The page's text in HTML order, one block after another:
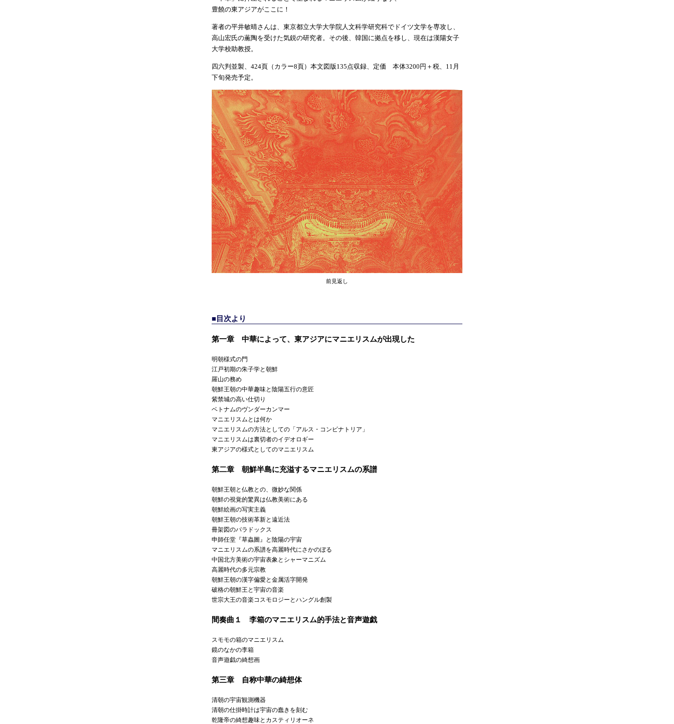
豊饒の東アジアがここに！
著者の平井敏晴さんは、東京都立大学大学院人文科学研究科でドイツ文学を専攻し、
高山宏氏の薫陶を受けた気鋭の研究者。その後、韓国に拠点を移し、現在は漢陽女子
大学校助教授。
四六判並製、424頁（カラー8頁）本文図版135点収録、定価 本体3200円＋税、11月
下旬発売予定。
前見返し
■目次より
第一章 中華によって、東アジアにマニエリスムが出現した
明朝様式の門
江戸初期の朱子学と朝鮮
羅山の務め
朝鮮王朝の中華趣味と陰陽五行の意匠
紫禁城の高い仕切り
ベトナムのヴンダーカンマー
マニエリスムとは何か
マニエリスムの方法としての「アルス・コンビナトリア」
マニエリスムは裏切者のイデオロギー
東アジアの様式としてのマニエリスム
第二章 朝鮮半島に充溢するマニエリスムの系譜
朝鮮王朝と仏教との、微妙な関係
朝鮮の視覚的驚異は仏教美術にある
朝鮮絵画の写実主義
朝鮮王朝の技術革新と遠近法
冊架図のパラドックス
申師任堂『草蟲圖』と陰陽の宇宙
マニエリスムの系譜を高麗時代にさかのぼる
中国北方美術の宇宙表象とシャーマニズム
高麗時代の多元宗教
朝鮮王朝の漢字偏愛と金属活字開発
破格の朝鮮王と宇宙の音楽
世宗大王の音楽コスモロジーとハングル創製
間奏曲１ 李箱のマニエリスム的手法と音声遊戯
スモモの箱のマニエリスム
鏡のなかの李箱
音声遊戯の綺想画
第三章 自称中華の綺想体
清朝の宇宙観測機器
清朝の仕掛時計は宇宙の蠢きを刻む
乾隆帝の綺想趣味とカスティリオーネ